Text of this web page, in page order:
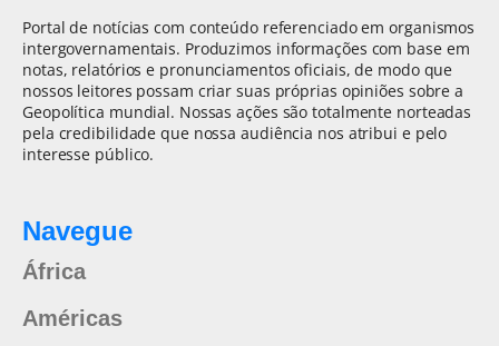
Portal de notícias com conteúdo referenciado em organismos
intergovernamentais. Produzimos informações com base em
notas, relatórios e pronunciamentos oficiais, de modo que
nossos leitores possam criar suas próprias opiniões sobre a
Geopolítica mundial. Nossas ações são totalmente norteadas
pela credibilidade que nossa audiência nos atribui e pelo
interesse público.
Navegue
África
Américas